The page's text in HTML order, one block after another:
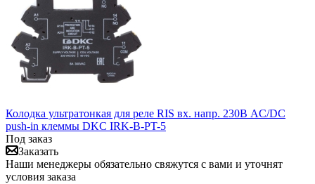
Колодка ультратонкая для реле RIS вх. напр. 230В AC/DC
push-in клеммы DKC IRK-B-PT-5
Под заказ
Заказать
Наши менеджеры обязательно свяжутся с вами и уточнят
условия заказа